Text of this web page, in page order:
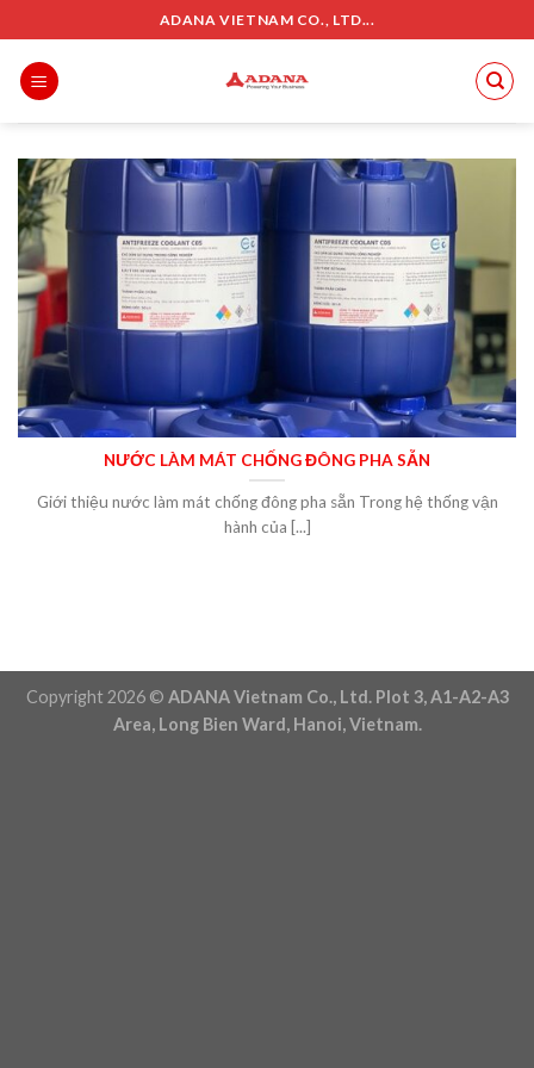
to
content
ADANA VIETNAM CO., LTD...
NƯỚC LÀM MÁT CHỐNG ĐÔNG PHA SẴN
Giới thiệu nước làm mát chống đông pha sẵn Trong hệ thống vận
hành của [...]
Copyright 2026 © ADANA Vietnam Co., Ltd. Plot 3, A1-A2-A3
Area, Long Bien Ward, Hanoi, Vietnam.